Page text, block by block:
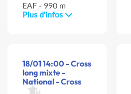
EAF - 990 m
Plus d'infos
18/01 14:00 - Cross
long mixte -
National - Cross